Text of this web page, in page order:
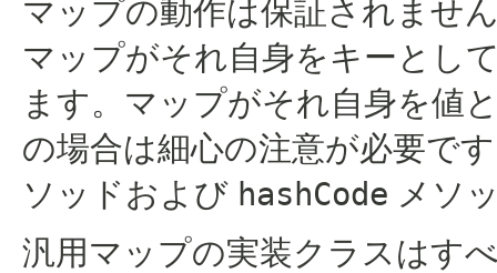
マップの動作は保証されませ
マップがそれ自身をキーとし
ます。マップがそれ自身を値
の場合は細心の注意が必要で
ソッドおよび hashCode メソ
汎用マップの実装クラスはす